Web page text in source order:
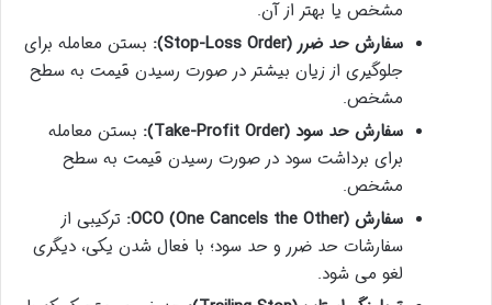
مشخص یا بهتر از آن.
سفارش حد ضرر (Stop-Loss Order):
بستن معامله برای
جلوگیری از زیان بیشتر در صورت رسیدن قیمت به سطح
مشخص.
سفارش حد سود (Take-Profit Order):
بستن معامله
برای برداشت سود در صورت رسیدن قیمت به سطح
مشخص.
سفارش OCO (One Cancels the Other):
ترکیبی از
سفارشات حد ضرر و حد سود؛ با فعال شدن یکی، دیگری
لغو می شود.